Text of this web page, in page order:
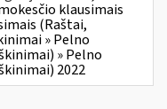
klausimais
(Raštai,
» Pelno
» Pelno
2022